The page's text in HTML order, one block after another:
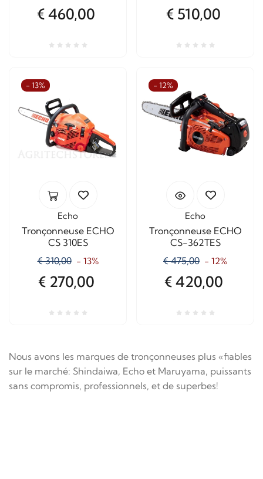
€ 460,00 € 510,00
- 13%
Echo
Tronçonneuse ECHO
CS 310ES
€ 310,00 - 13%
€ 270,00
- 12%
Echo
Tronçonneuse ECHO
CS-362TES
€ 475,00 - 12%
€ 420,00
Nous avons les marques de tronçonneuses plus «fiables
sur le marché: Shindaiwa, Echo et Maruyama, puissants
sans compromis, professionnels, et de superbes!